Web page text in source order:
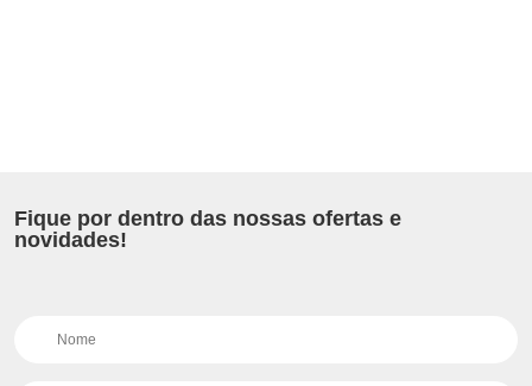
Fique por dentro das nossas ofertas e
novidades!